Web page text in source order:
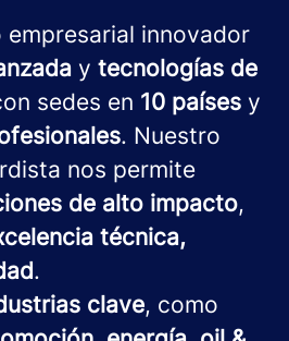
empresarial innovador
y tecnologías de
sedes en 10 países y
. Nuestro
nos permite
de alto impacto,
técnica,
.
clave, como